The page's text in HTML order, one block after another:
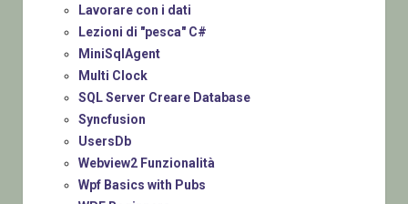
Lavorare con i dati
Lezioni di "pesca" C#
MiniSqlAgent
Multi Clock
SQL Server Creare Database
Syncfusion
UsersDb
Webview2 Funzionalità
Wpf Basics with Pubs